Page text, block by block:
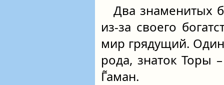
Два знаменитых
из-за своего
мир грядущий.
рода, знаток Торы
Г̃аман.